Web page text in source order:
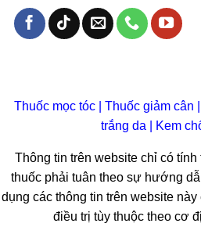
Thuốc mọc tóc Thuốc giảm cân
trắng da
Kem
Thông tin trên website chỉ có
thuốc phải tuân theo sự hướng
dụng các thông tin trên website
điều trị tùy thuộc theo cơ